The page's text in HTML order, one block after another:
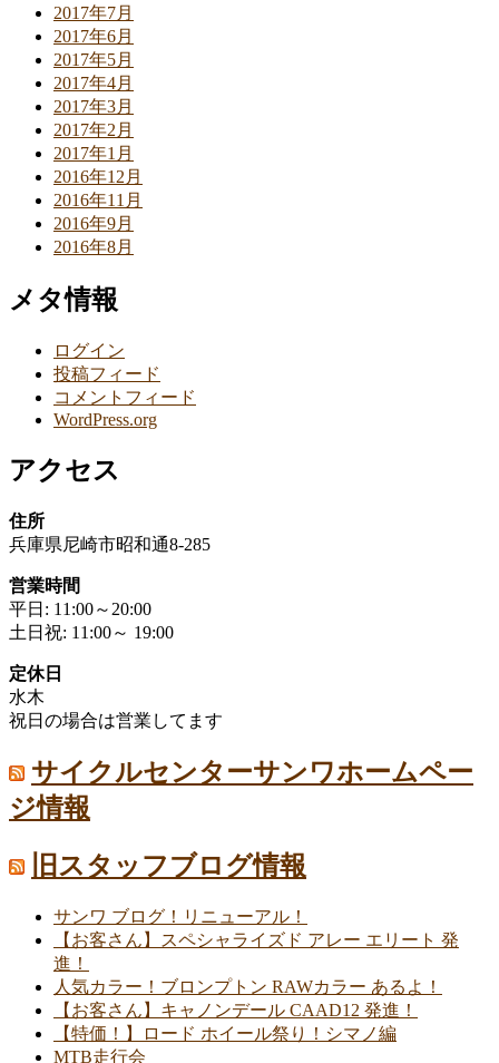
2017年7月
2017年6月
2017年5月
2017年4月
2017年3月
2017年2月
2017年1月
2016年12月
2016年11月
2016年9月
2016年8月
メタ情報
ログイン
投稿フィード
コメントフィード
WordPress.org
アクセス
住所
兵庫県尼崎市昭和通8-285
営業時間
平日: 11:00～20:00
土日祝: 11:00～ 19:00
定休日
水木
祝日の場合は営業してます
サイクルセンターサンワホームペー
ジ情報
旧スタッフブログ情報
サンワ ブログ！リニューアル！
【お客さん】スペシャライズド アレー エリート 発
進！
人気カラー！ブロンプトン RAWカラー あるよ！
【お客さん】キャノンデール CAAD12 発進！
【特価！】ロード ホイール祭り！シマノ編
MTB走行会